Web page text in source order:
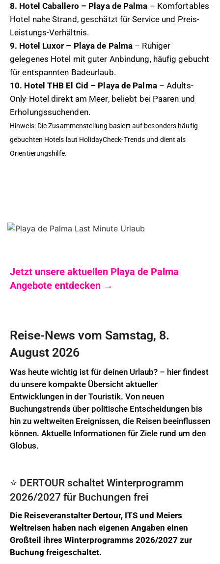
8. Hotel Caballero – Playa de Palma – Komfortables
Hotel nahe Strand, geschätzt für Service und Preis-
Leistungs-Verhältnis.
9. Hotel Luxor – Playa de Palma – Ruhiger
gelegenes Hotel mit guter Anbindung, häufig gebucht
für entspannten Badeurlaub.
10. Hotel THB El Cid – Playa de Palma– Adults-
Only-Hotel direkt am Meer, beliebt bei Paaren und
Erholungssuchenden.
Hinweis: Die Zusammenstellung basiert auf besonders häufig
gebuchten Hotels laut HolidayCheck-Trends und dient als
Orientierungshilfe.
Jetzt unsere aktuellen Playa de Palma
Angebote entdecken →
Reise-News vom Samstag, 8.
August 2026
Was heute wichtig ist für deinen Urlaub? – hier findest
du unsere kompakte Übersicht aktueller
Entwicklungen in der Touristik. Von neuen
Buchungstrends über politische Entscheidungen bis
hin zu weltweiten Ereignissen, die Reisen beeinflussen
können. Aktuelle Informationen für Ziele rund um den
Globus.
⭐️ DERTOUR schaltet Winterprogramm
2026/2027 für Buchungen frei
Die Reiseveranstalter Dertour, ITS und Meiers
Weltreisen haben nach eigenen Angaben einen
Großteil ihres Winterprogramms 2026/2027 zur
Buchung freigeschaltet.